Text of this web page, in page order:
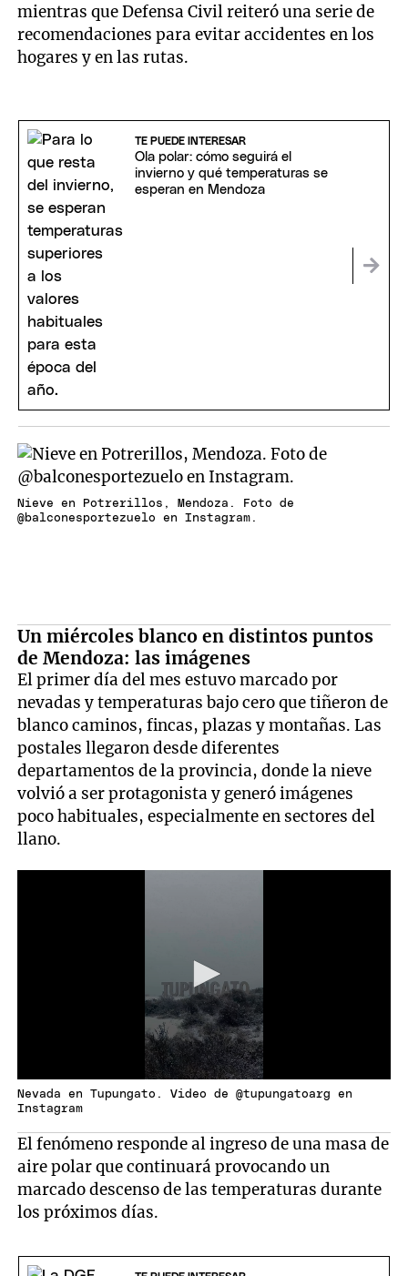
mientras que Defensa Civil reiteró una serie de
recomendaciones para evitar accidentes en los
hogares y en las rutas.
TE PUEDE INTERESAR
Ola polar: cómo seguirá el
invierno y qué temperaturas se
esperan en Mendoza
Nieve en Potrerillos, Mendoza. Foto de
@balconesportezuelo en Instagram.
Un miércoles blanco en distintos puntos
de Mendoza: las imágenes
El primer día del mes estuvo marcado por
nevadas y temperaturas bajo cero que tiñeron de
blanco caminos, fincas, plazas y montañas. Las
postales llegaron desde diferentes
departamentos de la provincia, donde la nieve
volvió a ser protagonista y generó imágenes
poco habituales, especialmente en sectores del
llano.
Nevada en Tupungato. Video de @tupungatoarg en
Instagram
El fenómeno responde al ingreso de una masa de
aire polar que continuará provocando un
marcado descenso de las temperaturas durante
los próximos días.